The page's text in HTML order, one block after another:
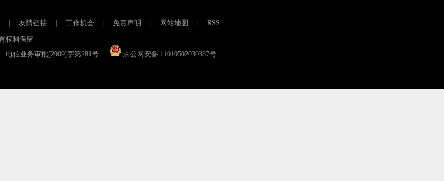
友情链接 工作机会 免责声明 网站地图
RSS
权利保留
信业务审批[2009]字第281号
京公网安备 11010502030387号